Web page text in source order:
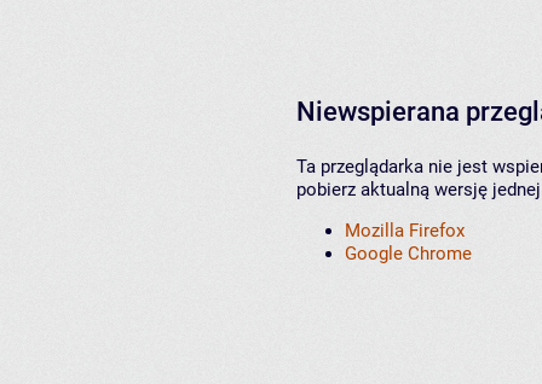
Niewspierana
Ta przeglądarka nie jest
pobierz aktualną wersję
Mozilla Firefox
Google Chrome